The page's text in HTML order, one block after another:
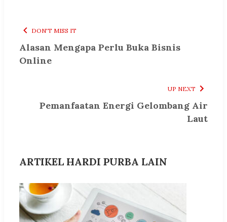
DON'T MISS IT
Alasan Mengapa Perlu Buka Bisnis
Online
UP NEXT
Pemanfaatan Energi Gelombang Air
Laut
ARTIKEL HARDI PURBA LAIN